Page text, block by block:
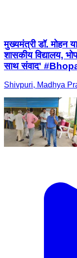
मुख्यमंत्री डॉ. मोहन
शासकीय विद्यालय,
साथ संवाद'
Shivpuri, Madhya